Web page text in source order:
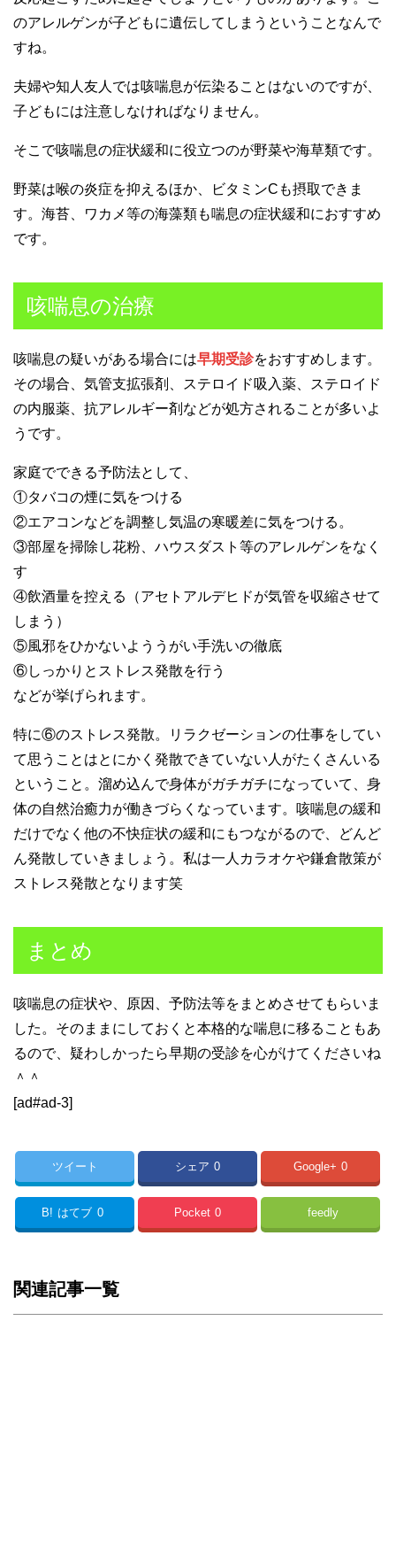
のアレルゲンが子どもに遺伝してしまうということなんで
すね。
夫婦や知人友人では咳喘息が伝染ることはないのですが、
子どもには注意しなければなりません。
そこで咳喘息の症状緩和に役立つのが野菜や海草類です。
野菜は喉の炎症を抑えるほか、ビタミンCも摂取できま
す。海苔、ワカメ等の海藻類も喘息の症状緩和におすすめ
です。
咳喘息の治療
咳喘息の疑いがある場合には早期受診をおすすめします。
その場合、気管支拡張剤、ステロイド吸入薬、ステロイド
の内服薬、抗アレルギー剤などが処方されることが多いよ
うです。
家庭でできる予防法として、
①タバコの煙に気をつける
②エアコンなどを調整し気温の寒暖差に気をつける。
③部屋を掃除し花粉、ハウスダスト等のアレルゲンをなく
す
④飲酒量を控える（アセトアルデヒドが気管を収縮させて
しまう）
⑤風邪をひかないよううがい手洗いの徹底
⑥しっかりとストレス発散を行う
などが挙げられます。
特に⑥のストレス発散。リラクゼーションの仕事をしてい
て思うことはとにかく発散できていない人がたくさんいる
ということ。溜め込んで身体がガチガチになっていて、身
体の自然治癒力が働きづらくなっています。咳喘息の緩和
だけでなく他の不快症状の緩和にもつながるので、どんど
ん発散していきましょう。私は一人カラオケや鎌倉散策が
ストレス発散となります笑
まとめ
咳喘息の症状や、原因、予防法等をまとめさせてもらいま
した。そのままにしておくと本格的な喘息に移ることもあ
るので、疑わしかったら早期の受診を心がけてくださいね
＾＾
[ad#ad-3]
ツイート シェア 0 Google+ 0
B! はてブ 0 Pocket 0 feedly
関連記事一覧